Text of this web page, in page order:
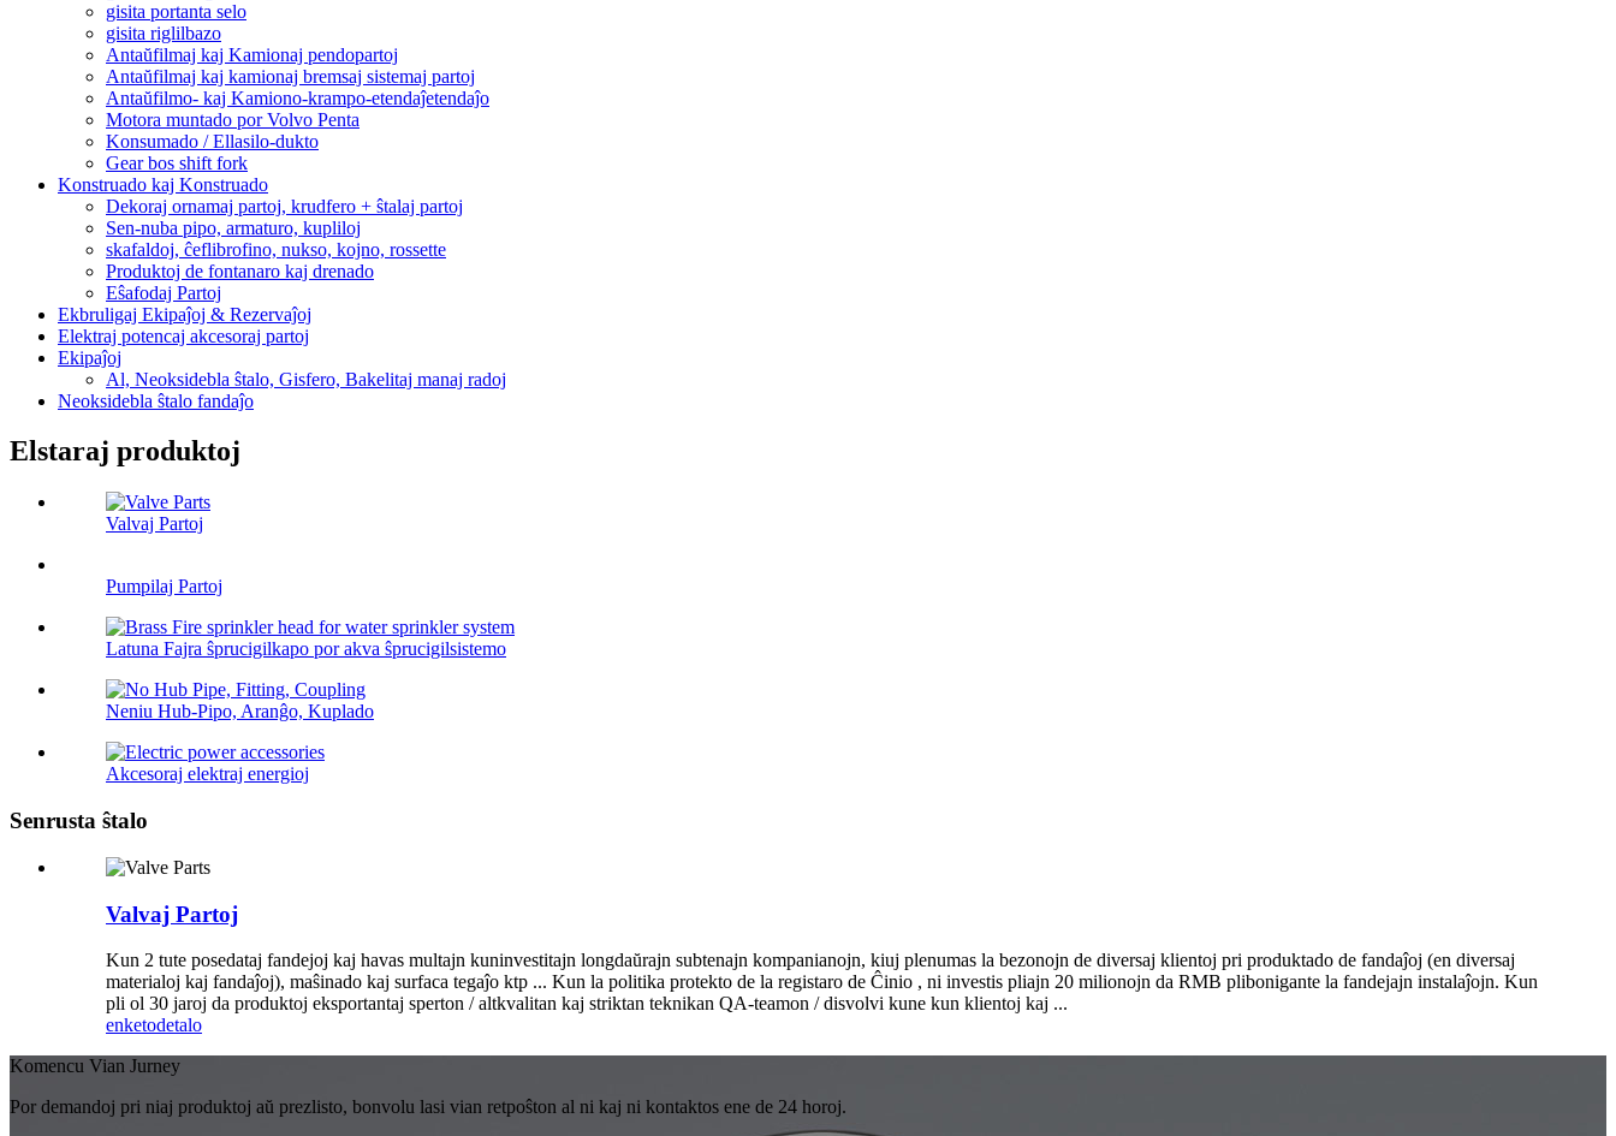
gisita portanta selo
gisita riglilbazo
Antaŭfilmaj kaj Kamionaj pendopartoj
Antaŭfilmaj kaj kamionaj bremsaj sistemaj partoj
Antaŭfilmo- kaj Kamiono-krampo-etendaĵetendaĵo
Motora muntado por Volvo Penta
Konsumado / Ellasilo-dukto
Gear bos shift fork
Konstruado kaj Konstruado
Dekoraj ornamaj partoj, krudfero + ŝtalaj partoj
Sen-nuba pipo, armaturo, kupliloj
skafaldoj, ĉeflibrofino, nukso, kojno, rossette
Produktoj de fontanaro kaj drenado
Eŝafodaj Partoj
Ekbruligaj Ekipaĵoj & Rezervaĵoj
Elektraj potencaj akcesoraj partoj
Ekipaĵoj
Al, Neoksidebla ŝtalo, Gisfero, Bakelitaj manaj radoj
Neoksidebla ŝtalo fandaĵo
Elstaraj produktoj
Valvaj Partoj
Pumpilaj Partoj
Latuna Fajra ŝprucigilkapo por akva ŝprucigilsistemo
Neniu Hub-Pipo, Aranĝo, Kuplado
Akcesoraj elektraj energioj
Senrusta ŝtalo
Valvaj Partoj
Kun 2 tute posedataj fandejoj kaj havas multajn kuninvestitajn longdaŭrajn subtenajn kompanianojn, kiuj plenumas la bezonojn de diversaj klientoj pri produktado de fandaĵoj (en diversaj
materialoj kaj fandaĵoj), maŝinado kaj surfaca tegaĵo ktp ... Kun la politika protekto de la registaro de Ĉinio , ni investis pliajn 20 milionojn da RMB plibonigante la fandejajn instalaĵojn. Kun
pli ol 30 jaroj da produktoj eksportantaj sperton / altkvalitan kaj striktan teknikan QA-teamon / disvolvi kune kun klientoj kaj ...
enketodetalo
Komencu Vian Jurney
Por demandoj pri niaj produktoj aŭ prezlisto, bonvolu lasi vian retpoŝton al ni kaj ni kontaktos ene de 24 horoj.